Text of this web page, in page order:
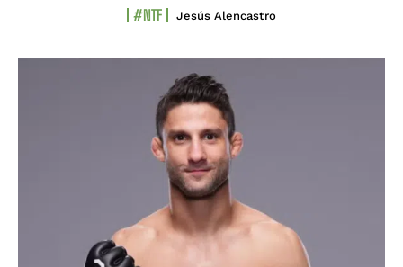
#NTF Jesús Alencastro